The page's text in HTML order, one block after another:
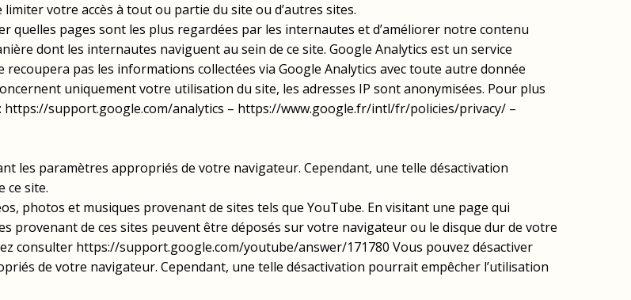
votre accès à tout ou partie du site ou d’autres sites.
quelles pages sont les plus regardées par les internautes et d’améliorer notre contenu
dont les internautes naviguent au sein de ce site. Google Analytics est un service
pas les informations collectées via Google Analytics avec toute autre donnée
uniquement votre utilisation du site, les adresses IP sont anonymisées. Pour plus
https://support.google.com/analytics – https://www.google.fr/intl/fr/policies/privacy/ –
les paramètres appropriés de votre navigateur. Cependant, une telle désactivation
ce site.
photos et musiques provenant de sites tels que YouTube. En visitant une page qui
provenant de ces sites peuvent être déposés sur votre navigateur ou le disque dur de votre
consulter https://support.google.com/youtube/answer/171780 Vous pouvez désactiver
de votre navigateur. Cependant, une telle désactivation pourrait empêcher l’utilisation